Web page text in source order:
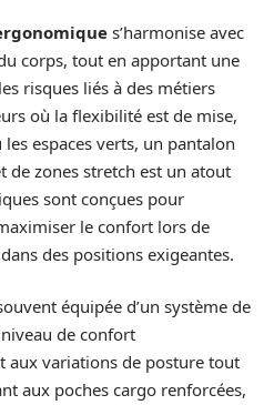
s’harmonise avec
corps, tout en apportant une
risques liés à des métiers
où la flexibilité est de mise,
espaces verts, un pantalon
de zones stretch est un atout
sont conçues pour
le confort lors de
des positions exigeantes.
équipée d’un système de
de confort
aux variations de posture tout
aux poches cargo renforcées,